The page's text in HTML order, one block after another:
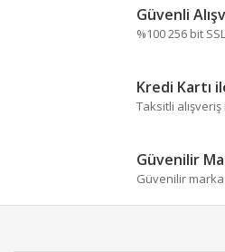
Ürün açıklamasında eksik
Ürün fiyatı diğer sitelerden
Bu ürüne benzer farklı
Güvenli
%100 256 bit
Kredi Kartı
Taksitli alışveriş
Güvenilir
Güvenilir